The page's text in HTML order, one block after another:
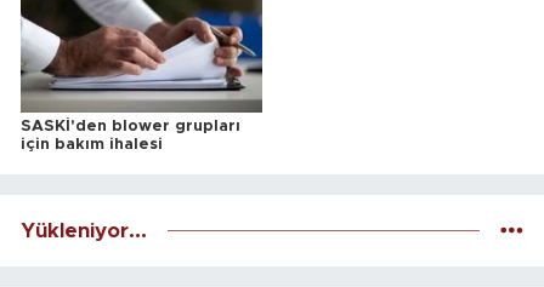
SASKİ'den blower grupları
için bakım ihalesi
Yükleniyor...